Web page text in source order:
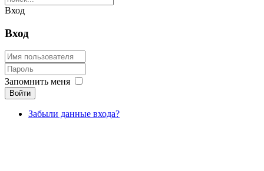
Вход
Вход
Запомнить меня
Войти
Забыли данные входа?